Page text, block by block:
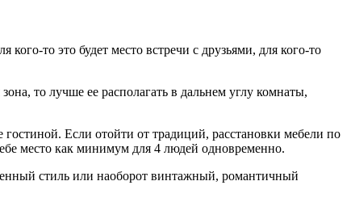
кого-то это будет место встречи с друзьями, для кого-то
то лучше ее располагать в дальнем углу комнаты,
Если отойти от традиций, расстановки мебели по
место как минимум для 4 людей одновременно.
стиль или наоборот винтажный, романтичный